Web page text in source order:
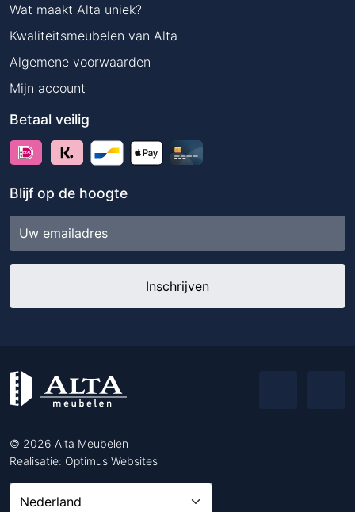
Wat maakt Alta uniek?
Kwaliteitsmeubelen van Alta
Algemene voorwaarden
Mijn account
Betaal veilig
Blijf op de hoogte
mailadres
© 2026 Alta Meubelen
Realisatie: Optimus Websites